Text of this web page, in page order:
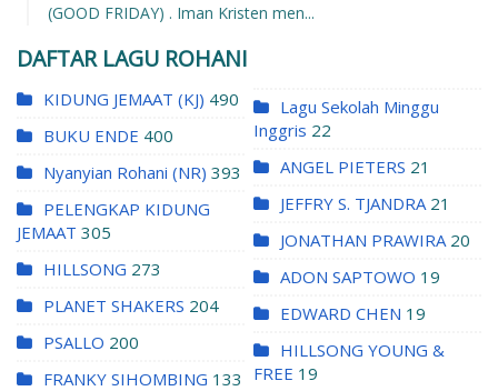
(GOOD FRIDAY) . Iman Kristen men...
DAFTAR LAGU ROHANI
KIDUNG JEMAAT (KJ) 490
BUKU ENDE 400
Nyanyian Rohani (NR) 393
PELENGKAP KIDUNG
JEMAAT 305
HILLSONG 273
PLANET SHAKERS 204
PSALLO 200
FRANKY SIHOMBING 133
Lagu Sekolah Minggu
Inggris 22
ANGEL PIETERS 21
JEFFRY S. TJANDRA 21
JONATHAN PRAWIRA 20
ADON SAPTOWO 19
EDWARD CHEN 19
HILLSONG YOUNG &
FREE 19